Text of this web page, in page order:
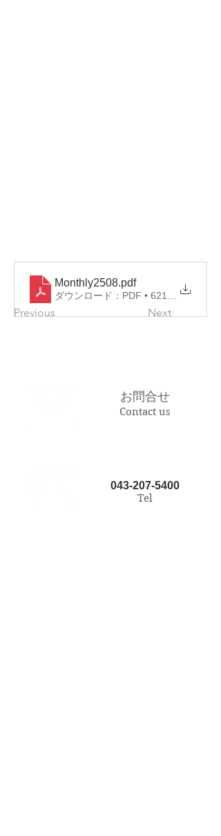
Previous Next
Monthly2508.pdf
ダウンロード：PDF • 621KB
お問合せ
Contact us
043-207-5400
Tel